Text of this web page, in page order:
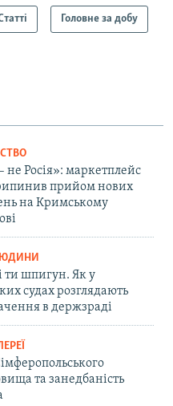
Головне за добу
не Росія»: маркетплейс
прийом нових
на Кримському
ти шпигун. Як у
судах розглядають
в держзраді
та занедбаність